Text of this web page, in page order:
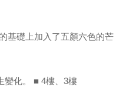
基礎上加入了五顏六色的芒
變化。 ■ 4樓、3樓